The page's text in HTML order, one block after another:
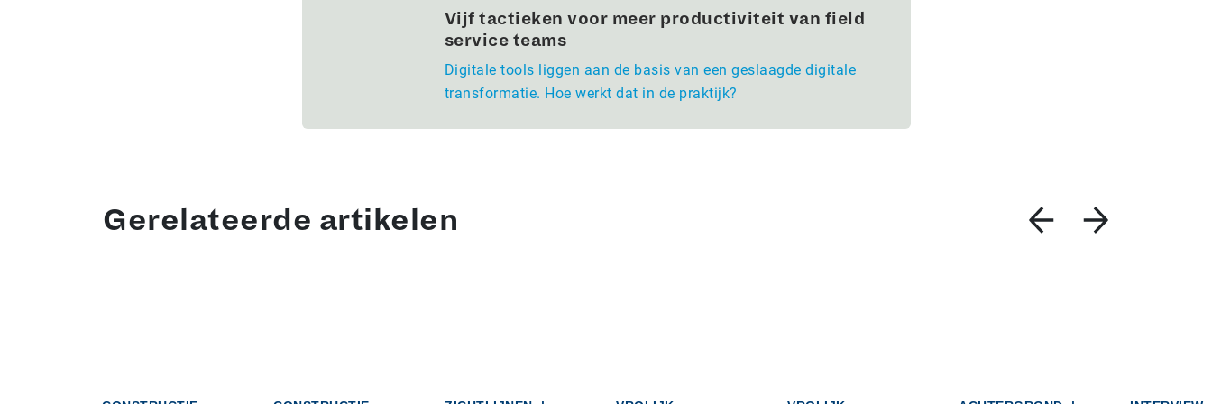
Vijf tactieken voor meer productiviteit van field
service teams
Digitale tools liggen aan de basis van een geslaagde digitale
transformatie. Hoe werkt dat in de praktijk?
Gerelateerde artikelen